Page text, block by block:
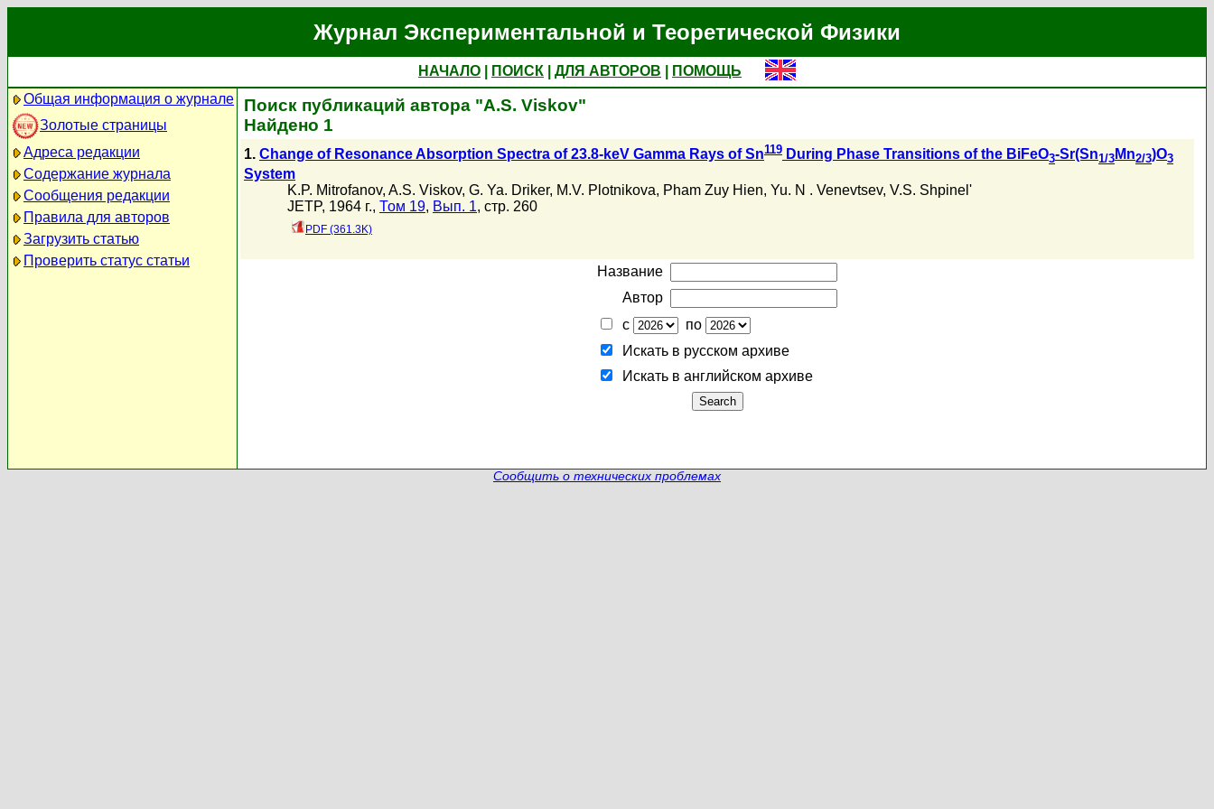
Журнал Экспериментальной и Теоретической Физики
НАЧАЛО ПОИСК ДЛЯ АВТОРОВ
ПОМОЩЬ
Общая информация о журнале
Золотые страницы
Адреса редакции
Содержание журнала
Сообщения редакции
Правила для авторов
Загрузить статью
Проверить статус статьи
Поиск публикаций автора "A.S. Viskov"
Найдено 1
1. Change of Resonance Absorption Spectra of 23.8-keV Gamma Rays of Sn119 During Phase Transitions of the BiFeO3-Sr(Sn1/3 Mn2/3)O3
System
K.P. Mitrofanov, A.S. Viskov, G. Ya. Driker, M.V. Plotnikova, Pham Zuy Hien, Yu. N . Venevtsev, V.S. Shpinel'
JETP, 1964 г., Том 19, Вып. 1, стр. 260
PDF (361.3K)
Название
Автор
с
по
Искать в русском архиве
Искать в английском архиве
Сообщить о технических проблемах